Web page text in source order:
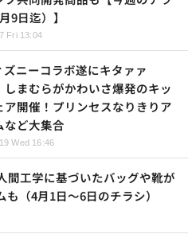
9日迄）】
Fri 13:04
ズニーコラボ遂にキタァァ
しまむらがかわいさ爆発のキッ
ア開催！プリンセスなりきりア
など大集合
Wed 16:46
間工学に基づいたバッグや靴が
（4月1日～6日のチラシ）